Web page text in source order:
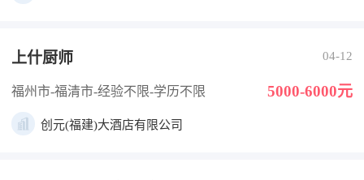
上什厨师 04-12
福州市-福清市-经验不限-学历不限 5000-6000元
创元(福建)大酒店有限公司